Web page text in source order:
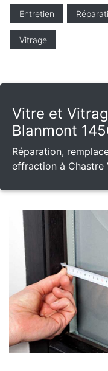
Entretien
Vitrage
Vitre et
Blanmont
Réparation,
effraction à Chastre